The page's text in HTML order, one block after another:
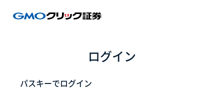
ログイン
パスキーでログイン